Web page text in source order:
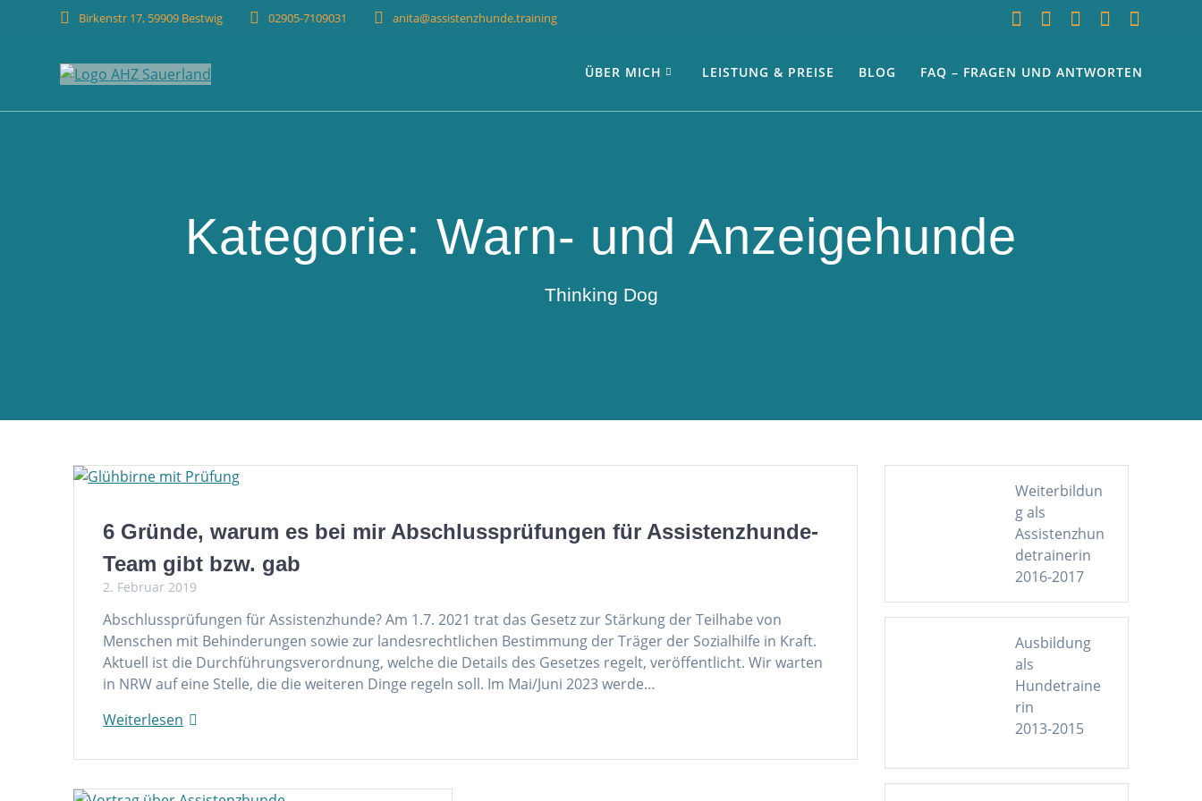
Birkenstr 17, 59909 Bestwig 02905-7109031 anita@assistenzhunde.training
ÜBER MICH LEISTUNG & PREISE BLOG FAQ – FRAGEN UND ANTWORTEN
Kategorie:Warn- und Anzeigehunde
Thinking Dog
6 Gründe, warum es bei mir Abschlussprüfungen für Assistenzhunde-
Team gibt bzw. gab
2. Februar 2019
Abschlussprüfungen für Assistenzhunde? Am 1.7. 2021 trat das Gesetz zur Stärkung der Teilhabe von
Menschen mit Behinderungen sowie zur landesrechtlichen Bestimmung der Träger der Sozialhilfe in Kraft.
Aktuell ist die Durchführungsverordnung, welche die Details des Gesetzes regelt, veröffentlicht. Wir warten
in NRW auf eine Stelle, die die weiteren Dinge regeln soll. Im Mai/Juni 2023 werde…
Weiterlesen
Weiterbildun
g als
Assistenzhun
detrainerin
2016-2017
Ausbildung
als
Hundetraine
rin
2013-2015